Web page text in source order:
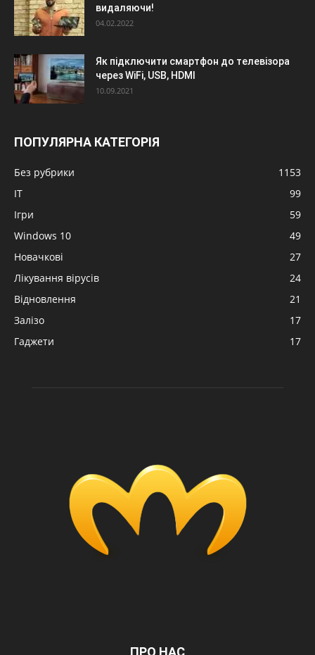
видаляючи!
04.02.2022
Як підключити смартфон до телевізора
через WiFi, USB, HDMI
10.09.2021
ПОПУЛЯРНА КАТЕГОРІЯ
Без рубрики
1153
IT
99
Ігри
59
Windows 10
49
Новачкові
27
Лікування вірусів
24
Відновлення
21
Залізо
17
Гаджети
17
ПРО НАС